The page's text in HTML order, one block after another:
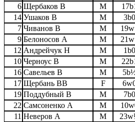
6 Щербаков В M
14 Ушаков В M 3b0
7 Чиванов В M
9 Белоносов А M
12 Андрейчук Н M 1b0
10 Черноус В M
16 Савельев В M
17 Щербань ВВ F
19 Поддубный В M 7b0
22 Самсоненко А M
11 Неверов А M